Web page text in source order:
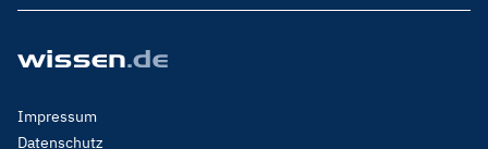
Footer
Menu
Impressum
Datenschutz